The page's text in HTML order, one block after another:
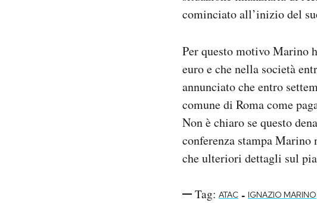
cominciato all’inizio del
Per questo motivo Marino
euro e che nella società
annunciato che entro
comune di Roma come
Non è chiaro se questo
conferenza stampa Marino
che ulteriori dettagli sul
Tag: ATAC - IGNAZIO MARINO